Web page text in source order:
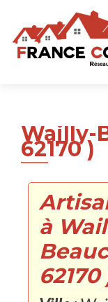
Wailly-
62170 )
à
62170